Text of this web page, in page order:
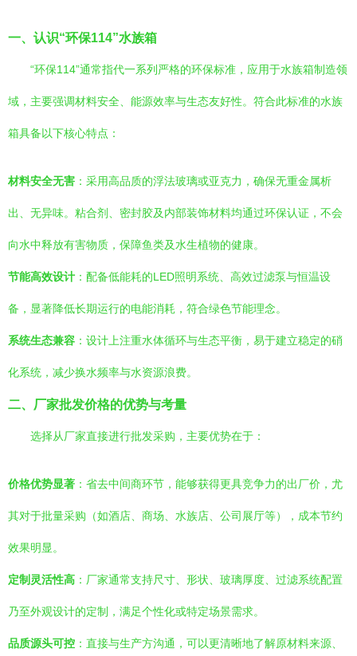
一、认识“环保114”水族箱
“环保114”通常指代一系列严格的环保标准，应用于水族箱制造领
域，主要强调材料安全、能源效率与生态友好性。符合此标准的水族
箱具备以下核心特点：
材料安全无害 ：采用高品质的浮法玻璃或亚克力，确保无重金属析
出、无异味。粘合剂、密封胶及内部装饰材料均通过环保认证，不会
向水中释放有害物质，保障鱼类及水生植物的健康。
节能高效设计 ：配备低能耗的LED照明系统、高效过滤泵与恒温设
备，显著降低长期运行的电能消耗，符合绿色节能理念。
系统生态兼容 ：设计上注重水体循环与生态平衡，易于建立稳定的硝
化系统，减少换水频率与水资源浪费。
二、厂家批发价格的优势与考量
选择从厂家直接进行批发采购，主要优势在于：
价格优势显著 ：省去中间商环节，能够获得更具竞争力的出厂价，尤
其对于批量采购（如酒店、商场、水族店、公司展厅等），成本节约
效果明显。
定制灵活性高 ：厂家通常支持尺寸、形状、玻璃厚度、过滤系统配置
乃至外观设计的定制，满足个性化或特定场景需求。
品质源头可控 ：直接与生产方沟通，可以更清晰地了解原材料来源、